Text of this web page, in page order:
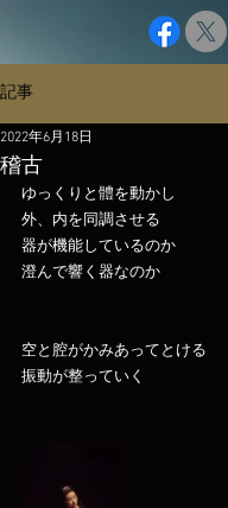
記事
稽古
2022年6月18日
ゆっくりと體を動かし
外、内を同調させる
器が機能しているのか
澄んで響く器なのか
空と腔がかみあってとける
振動が整っていく